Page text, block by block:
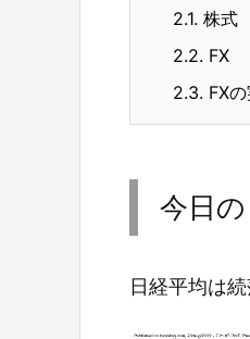
2.1. 株式
2.2. FX
2.3. FX
今日
日経平均は続